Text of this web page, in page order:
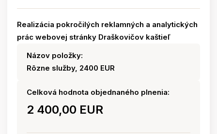
Realizácia pokročilých reklamných a analytických
prác webovej stránky Draškovičov kaštieľ
Názov položky:
Rôzne služby, 2400 EUR
Celková hodnota objednaného plnenia:
2 400,00 EUR